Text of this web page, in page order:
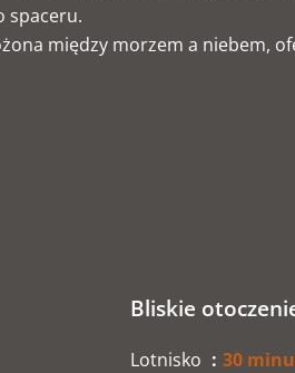
spaceru.
między morzem a niebem,
Bliskie
Lotnisko
30